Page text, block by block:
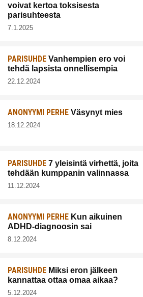
voivat kertoa toksisesta
parisuhteesta
7.1.2025
PARISUHDE Vanhempien ero voi
tehdä lapsista onnellisempia
22.12.2024
ANONYYMI PERHE Väsynyt mies
18.12.2024
PARISUHDE 7 yleisintä virhettä, joita
tehdään kumppanin valinnassa
11.12.2024
ANONYYMI PERHE Kun aikuinen
ADHD-diagnoosin sai
8.12.2024
PARISUHDE Miksi eron jälkeen
kannattaa ottaa omaa aikaa?
5.12.2024